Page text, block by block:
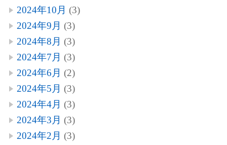
2024年10月 (3)
2024年9月 (3)
2024年8月 (3)
2024年7月 (3)
2024年6月 (2)
2024年5月 (3)
2024年4月 (3)
2024年3月 (3)
2024年2月 (3)